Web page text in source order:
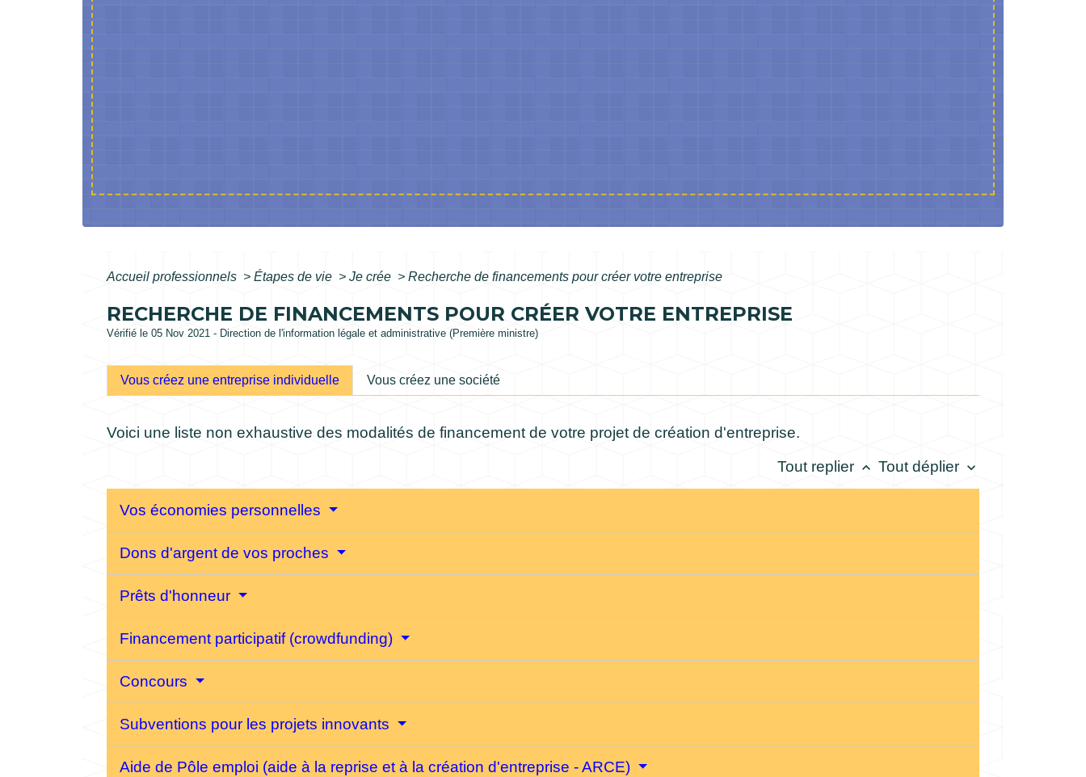
Accueil professionnels > Étapes de vie > Je crée > Recherche de financements pour créer votre entreprise
RECHERCHE DE FINANCEMENTS POUR CRÉER VOTRE ENTREPRISE
Vérifié le 05 Nov 2021 - Direction de l'information légale et administrative (Première ministre)
Vous créez une entreprise individuelle Vous créez une société
Voici une liste non exhaustive des modalités de financement de votre projet de création d'entreprise.
Tout replier keyboard_arrow_up Tout déplier keyboard_arrow_down
Vos économies personnelles
Dons d'argent de vos proches
Prêts d'honneur
Financement participatif (crowdfunding)
Concours
Subventions pour les projets innovants
Aide de Pôle emploi (aide à la reprise et à la création d'entreprise - ARCE)